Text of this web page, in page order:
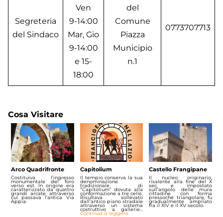
Segreteria
del Sindaco
Ven
9-14:00
Mar, Gio
9-14:00
e 15-
18:00
del
Comune
Piazza
Municipio
n.1
0773707713
Cosa Visitare
Arco Quadrifronte
Costituiva l’ingresso
monumentale del foro
verso est. In origine era
caratterizzato da quattro
grandi arcate attraverso
cui passava l’antica Via
Appia.
Capitolium
Il tempio conserva la sua
denominazione
tradizionale di
“Capitolium” dovuta alla
conformazione a tre celle.
Risultava sollevato
dall’antico piano stradale
attraverso un sistema
costruttivo a gallerie…
Continua a leggere
Castello Frangipane
Il nucleo originario,
risalente alla fine del X
sec. e impostato
sull’angolo delle mura
cittadine con forma
pressoché triangolare, fu
gradualmente ampliato
fra il XIV e il XV secolo.